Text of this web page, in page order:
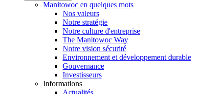
Manitowoc en quelques mots
Nos valeurs
Notre stratégie
Notre culture d'entreprise
The Manitowoc Way
Notre vision sécurité
Environnement et développement durable
Gouvernance
Investisseurs
Informations
Actualités